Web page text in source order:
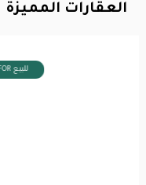
العقارات المميزة